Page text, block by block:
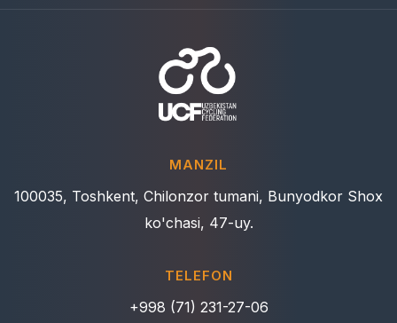
MANZIL
100035, Toshkent, Chilonzor tumani, Bunyodkor Shox
ko'chasi, 47-uy.
TELEFON
+998 (71) 231-27-06